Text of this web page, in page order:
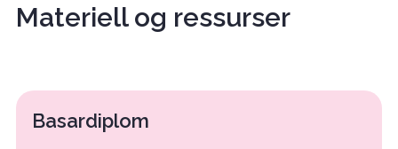
Materiell og ressurser
Basardiplom